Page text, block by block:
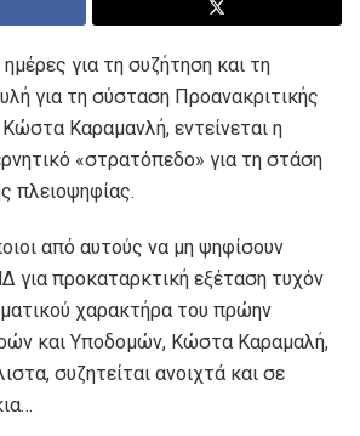
για τη συζήτηση και τη
για τη σύσταση Προανακριτικής
Καραμανλή, εντείνεται η
«στρατόπεδο» για τη στάση
πλειοψηφίας.
από αυτούς να μη ψηφίσουν
για προκαταρκτική εξέταση τυχόν
χαρακτήρα του πρώην
και Υποδομών, Κώστα Καραμαλή,
συζητείται ανοιχτά και σε